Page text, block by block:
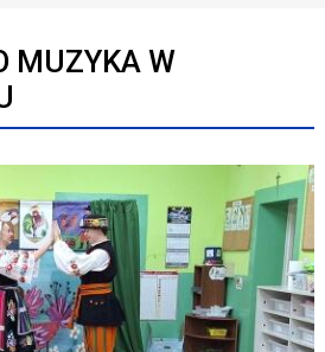
MUZYKA W